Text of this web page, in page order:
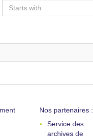
Nos partenaires :
Service des
archives de